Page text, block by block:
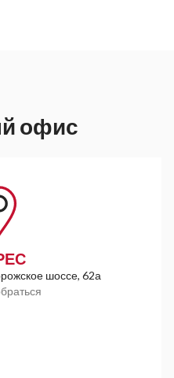
офис
шоссе, 62а